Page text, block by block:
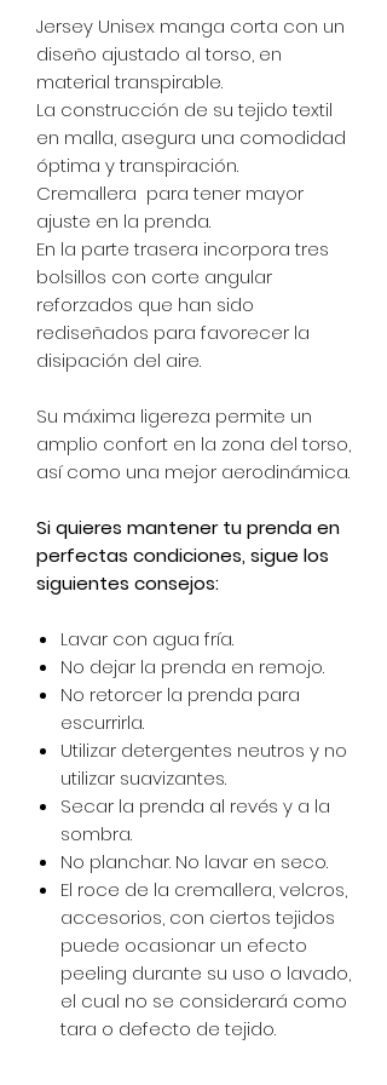
Jersey Unisex manga corta con un
diseño ajustado al torso, en
material transpirable.
La construcción de su tejido textil
en malla, asegura una comodidad
óptima y transpiración.
Cremallera para tener mayor
ajuste en la prenda.
En la parte trasera incorpora tres
bolsillos con corte angular
reforzados que han sido
rediseñados para favorecer la
disipación del aire.
Su máxima ligereza permite un
amplio confort en la zona del torso,
así como una mejor aerodinámica.
Si quieres mantener tu prenda en
perfectas condiciones, sigue los
siguientes consejos:
Lavar con agua fría.
No dejar la prenda en remojo.
No retorcer la prenda para
escurrirla.
Utilizar detergentes neutros y no
utilizar suavizantes.
Secar la prenda al revés y a la
sombra.
No planchar. No lavar en seco.
El roce de la cremallera, velcros,
accesorios, con ciertos tejidos
puede ocasionar un efecto
peeling durante su uso o lavado,
el cual no se considerará como
tara o defecto de tejido.